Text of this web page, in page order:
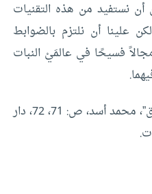
أن نستفيد من هذه التقنيات
علينا أن نلتزم بالضوابط
فسيحًا في عالمَيْ النبات
([11]) “الإسلام على مفترق الطرق”، محمد أسد، ص: 71، 72، دار